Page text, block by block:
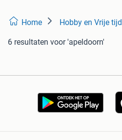
Home Hobby en Vrije tijd
6 resultaten voor 'apeldoorn'